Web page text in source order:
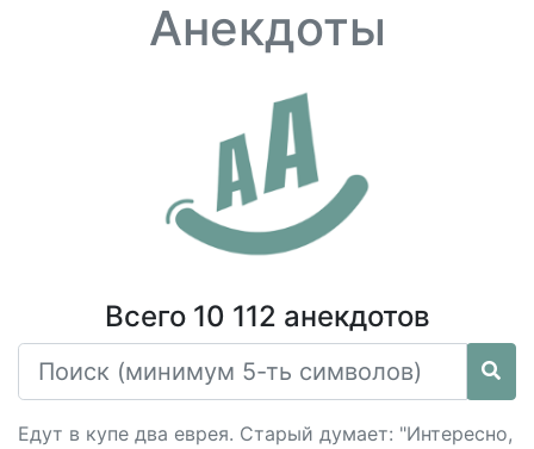
Анекдоты
Всего 10 112 анекдотов
Едут в купе два еврея. Старый думает: "Интересно,